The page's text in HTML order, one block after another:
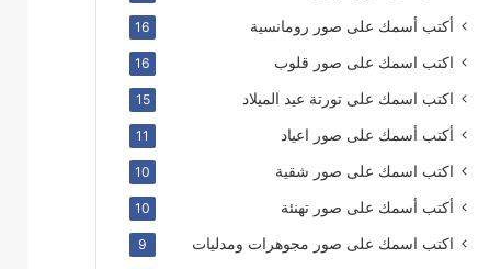
أكتب أسمك على صور رومانسية 16
اكتب اسمك على صور قلوب 16
اكتب اسمك على تورتة عيد الميلاد 15
أكتب أسمك على صور اعياد 11
اكتب اسمك على صور شقية 10
أكتب أسمك على صور تهنئة 10
اكتب اسمك على صور مجوهرات ومدليات 9